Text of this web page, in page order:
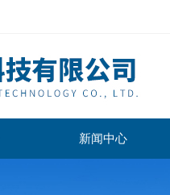
新闻中心